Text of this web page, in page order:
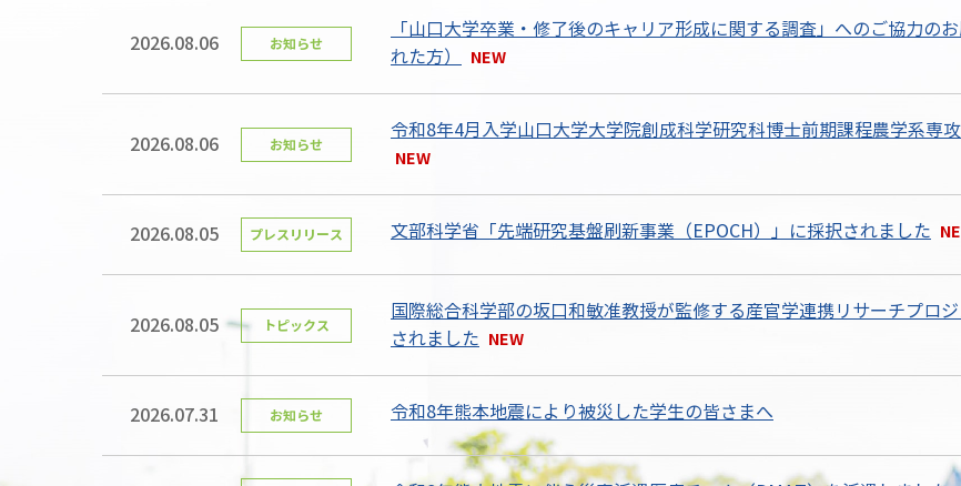
2026.08.06 お知らせ
「山口大学卒業・修了後のキャリア形成に関する調査」へのご協力の
れた方）
2026.08.06 お知らせ
令和8年4月入学山口大学大学院創成科学研究科博士前期課程農学系専
2026.08.05 プレスリリース 文部科学省「先端研究基盤刷新事業（EPOCH）」に採択されました
2026.08.05 トピックス
国際総合科学部の坂口和敏准教授が監修する産官学連携リサーチプロ
されました
2026.07.31 お知らせ 令和8年熊本地震により被災した学生の皆さまへ